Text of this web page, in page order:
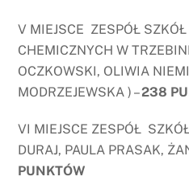
V MIEJSCE ZESPÓŁ
CHEMICZNYCH W
OCZKOWSKI, OLIWIA
MODRZEJEWSKA ) –238
VI MIEJSCE ZESPÓŁ
DURAJ, PAULA PRASAK,
PUNKTÓW